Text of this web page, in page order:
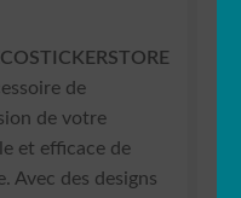
de
de votre
et efficace de
Avec des designs